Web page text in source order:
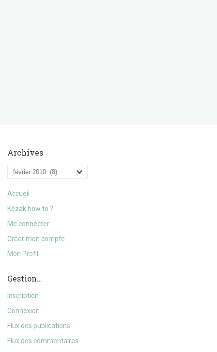
Archives
Archives
Accueil
Kézak how to ?
Me connecter
Créer mon compte
Mon Profil
Gestion…
Inscription
Connexion
Flux des publications
Flux des commentaires